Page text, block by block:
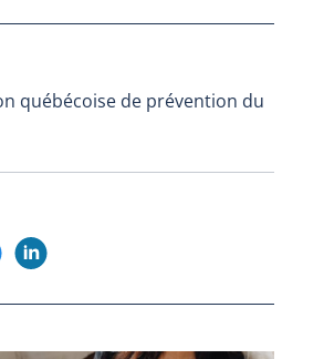
québécoise de prévention du